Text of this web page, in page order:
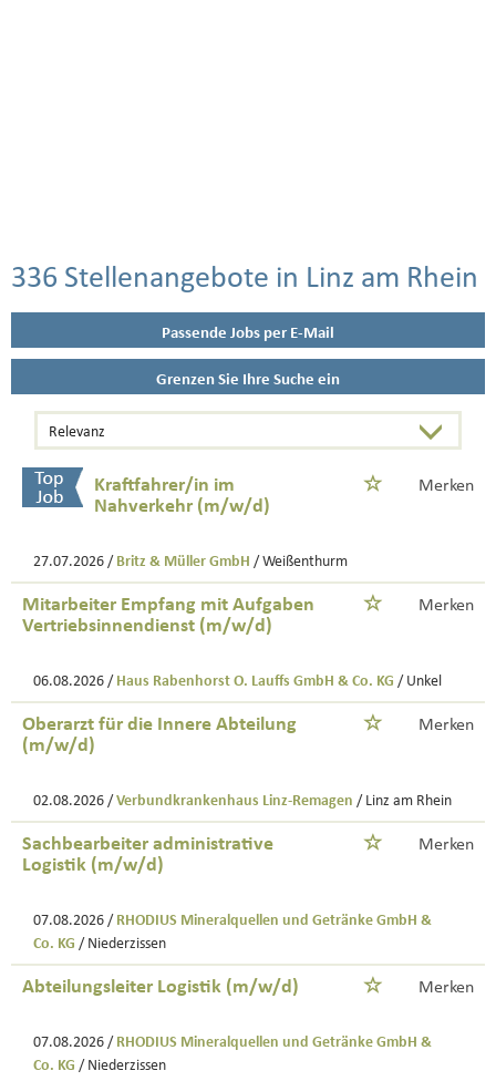
336 Stellenangebote in Linz am Rhein
Passende Jobs per E-Mail
Grenzen Sie Ihre Suche ein
Kraftfahrer/in im
Nahverkehr (m/w/d)
Merken
27.07.2026 / Britz & Müller GmbH / Weißenthurm
Mitarbeiter Empfang mit Aufgaben
Vertriebsinnendienst (m/w/d)
Merken
06.08.2026 / Haus Rabenhorst O. Lauffs GmbH & Co. KG / Unkel
Oberarzt für die Innere Abteilung
(m/w/d)
Merken
02.08.2026 / Verbundkrankenhaus Linz-Remagen / Linz am Rhein
Sachbearbeiter administrative
Logistik (m/w/d)
Merken
07.08.2026 / RHODIUS Mineralquellen und Getränke GmbH &
Co. KG / Niederzissen
Abteilungsleiter Logistik (m/w/d) Merken
07.08.2026 / RHODIUS Mineralquellen und Getränke GmbH &
Co. KG / Niederzissen